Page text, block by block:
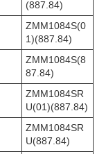
(887.84)
ZMM1084S(0
1)(887.84)
ZMM1084S(8
87.84)
ZMM1084SR
U(01)(887.84)
ZMM1084SR
U(887.84)